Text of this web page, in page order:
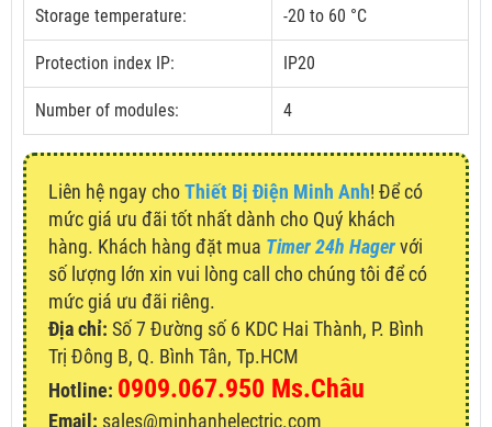
Storage temperature: -20 to 60 °C
Protection index IP: IP20
Number of modules: 4
Liên hệ ngay choThiết Bị Điện Minh Anh! Để có
mức giá ưu đãi tốt nhất dành cho Quý khách
hàng. Khách hàng đặt mua Timer 24h Hagervới
số lượng lớn xin vui lòng call cho chúng tôi để có
mức giá ưu đãi riêng.
Địa chỉ: Số 7 Đường số 6 KDC Hai Thành, P. Bình
Trị Đông B, Q. Bình Tân, Tp.HCM
Hotline: 0909.067.950 Ms.Châu
Email: sales@minhanhelectric.com